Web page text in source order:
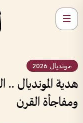
مونديال 2026
هدية المونديال ..
ومفاجأة القرن